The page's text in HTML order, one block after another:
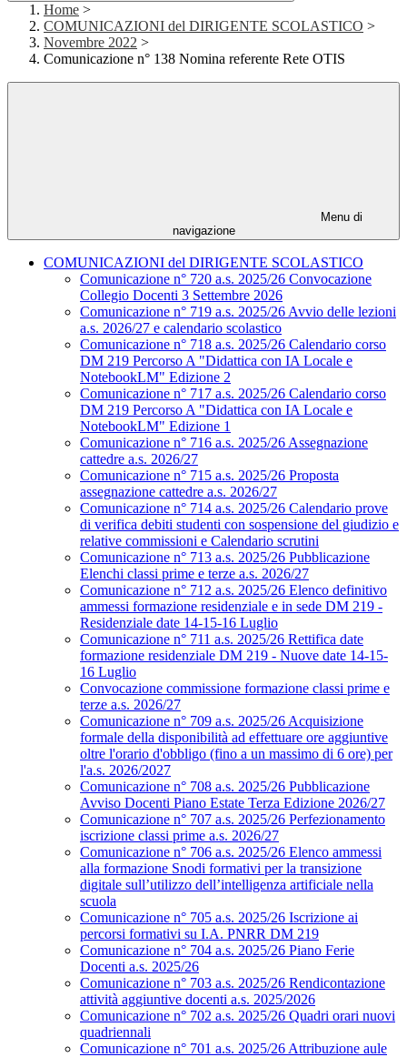
Home >
COMUNICAZIONI del DIRIGENTE SCOLASTICO >
Novembre 2022 >
Comunicazione n° 138 Nomina referente Rete OTIS
Menu di
navigazione
COMUNICAZIONI del DIRIGENTE SCOLASTICO
Comunicazione n° 720 a.s. 2025/26 Convocazione
Collegio Docenti 3 Settembre 2026
Comunicazione n° 719 a.s. 2025/26 Avvio delle lezioni
a.s. 2026/27 e calendario scolastico
Comunicazione n° 718 a.s. 2025/26 Calendario corso
DM 219 Percorso A "Didattica con IA Locale e
NotebookLM" Edizione 2
Comunicazione n° 717 a.s. 2025/26 Calendario corso
DM 219 Percorso A "Didattica con IA Locale e
NotebookLM" Edizione 1
Comunicazione n° 716 a.s. 2025/26 Assegnazione
cattedre a.s. 2026/27
Comunicazione n° 715 a.s. 2025/26 Proposta
assegnazione cattedre a.s. 2026/27
Comunicazione n° 714 a.s. 2025/26 Calendario prove
di verifica debiti studenti con sospensione del giudizio e
relative commissioni e Calendario scrutini
Comunicazione n° 713 a.s. 2025/26 Pubblicazione
Elenchi classi prime e terze a.s. 2026/27
Comunicazione n° 712 a.s. 2025/26 Elenco definitivo
ammessi formazione residenziale e in sede DM 219 -
Residenziale date 14-15-16 Luglio
Comunicazione n° 711 a.s. 2025/26 Rettifica date
formazione residenziale DM 219 - Nuove date 14-15-
16 Luglio
Convocazione commissione formazione classi prime e
terze a.s. 2026/27
Comunicazione n° 709 a.s. 2025/26 Acquisizione
formale della disponibilità ad effettuare ore aggiuntive
oltre l'orario d'obbligo (fino a un massimo di 6 ore) per
l'a.s. 2026/2027
Comunicazione n° 708 a.s. 2025/26 Pubblicazione
Avviso Docenti Piano Estate Terza Edizione 2026/27
Comunicazione n° 707 a.s. 2025/26 Perfezionamento
iscrizione classi prime a.s. 2026/27
Comunicazione n° 706 a.s. 2025/26 Elenco ammessi
alla formazione Snodi formativi per la transizione
digitale sull’utilizzo dell’intelligenza artificiale nella
scuola
Comunicazione n° 705 a.s. 2025/26 Iscrizione ai
percorsi formativi su I.A. PNRR DM 219
Comunicazione n° 704 a.s. 2025/26 Piano Ferie
Docenti a.s. 2025/26
Comunicazione n° 703 a.s. 2025/26 Rendicontazione
attività aggiuntive docenti a.s. 2025/2026
Comunicazione n° 702 a.s. 2025/26 Quadri orari nuovi
quadriennali
Comunicazione n° 701 a.s. 2025/26 Attribuzione aule